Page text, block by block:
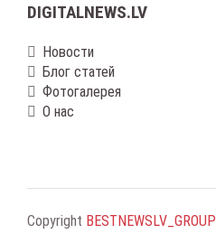
DIGITALNEWS.LV
Новости
Блог статей
Фотогалерея
О нас
Copyright BESTNEWSLV_GROUP